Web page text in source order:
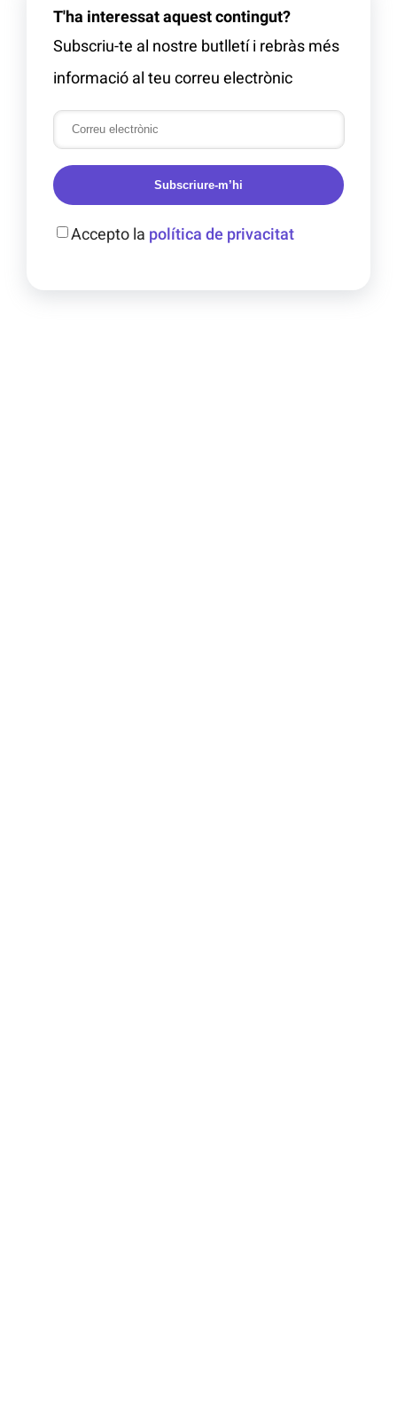
T'ha interessat aquest contingut?
Subscriu-te al nostre butlletí i rebràs més
informació al teu correu electrònic
Subscriure-m’hi
Accepto la política de privacitat